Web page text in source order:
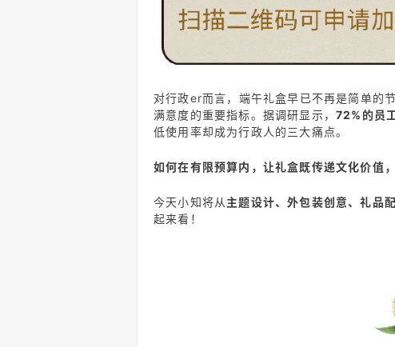
对行政er而言，端午礼盒早已不再是简单
满意度的重要指标。 据调研显示，72%的员
低使用率却成为行政人的三大痛点。
如何在有限预算内，让礼盒既传递文化价值
今天小知将从 主题设计、外包装创意、礼品
起来看！